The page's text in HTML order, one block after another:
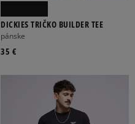
DICKIES TRIČKO BUILDER TEE
pánske
35 €